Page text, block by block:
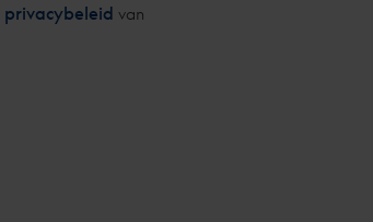
privacybeleid van